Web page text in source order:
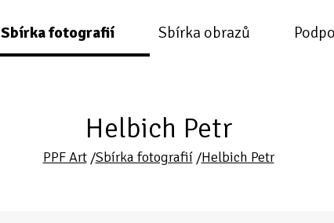
Sbírka fotografií Sbírka obrazů
Helbich Petr
PPF Art/Sbírka fotografií/Helbich Petr